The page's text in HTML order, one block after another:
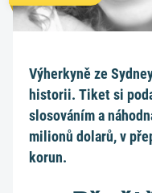
Výherkyně ze
historii. Tiket si
slosováním a
milionů dolarů, v
korun.